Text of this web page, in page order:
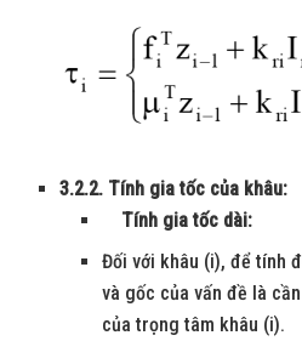
3.2.2. Tính gia tốc của khâu:
Tính gia tốc dài:
Đối với khâu (i), để tính
và gốc của vấn đề là
của trọng tâm khâu (i).